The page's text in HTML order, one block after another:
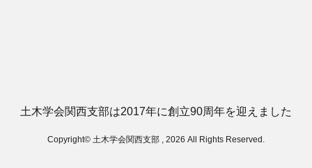
土木学会関西支部は2017年に創立90周年を迎えました
Copyright© 土木学会関西支部 , 2026 All Rights Reserved.